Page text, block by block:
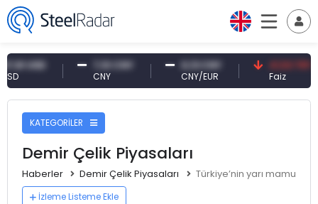
7,10 CNY 0,13 CNY
CNY/EUR
41,53 TRY
KATEGORİLER
Demir Çelik Piyasaları
Haberler Demir Çelik Piyasaları Türkiye’nin yarı mamul
İzleme Listeme Ekle